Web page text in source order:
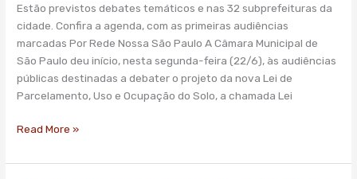
Estão previstos debates temáticos e nas 32 subprefeituras da
cidade. Confira a agenda, com as primeiras audiências
marcadas Por Rede Nossa São Paulo A Câmara Municipal de
São Paulo deu início, nesta segunda-feira (22/6), às audiências
públicas destinadas a debater o projeto da nova Lei de
Parcelamento, Uso e Ocupação do Solo, a chamada Lei
a
revisão
da
Lei
de
Zoneamento
Read More »